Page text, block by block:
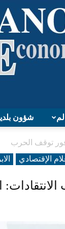
Lebanon
شؤون
توقف الحرب
الإقتصادي